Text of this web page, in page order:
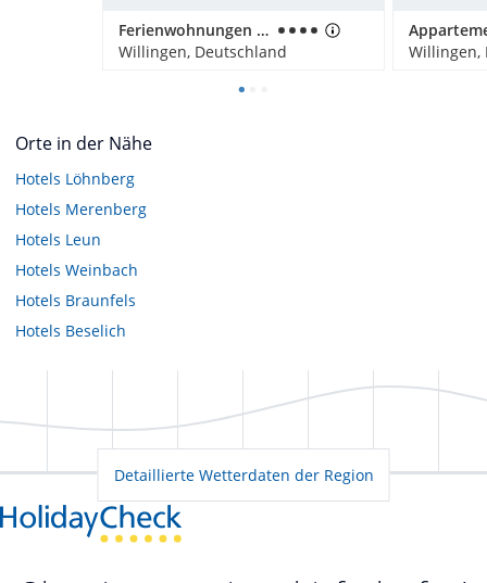
Ferienwohnungen Landhaus Meran
Willingen, Deutschland
Willingen,
Orte in der Nähe
Hotels Löhnberg
Hotels Merenberg
Hotels Leun
Hotels Weinbach
Hotels Braunfels
Hotels Beselich
Detaillierte Wetterdaten der Region